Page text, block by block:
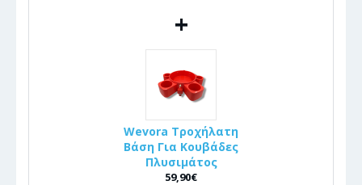
+
Wevora Τροχήλατη
Βάση Για Κουβάδες
Πλυσιμάτος
59,90€